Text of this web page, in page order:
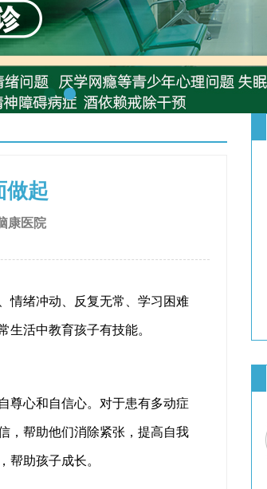
做起
康医院
绪冲动、反复无常、学习困难
生活中教育孩子有技能。
心和自信心。对于患有多动症
，帮助他们消除紧张，提高自我
帮助孩子成长。